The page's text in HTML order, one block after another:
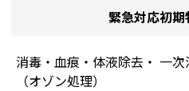
緊急対応初
消毒・血痕・体液除去・ 一次
（オゾン処理）